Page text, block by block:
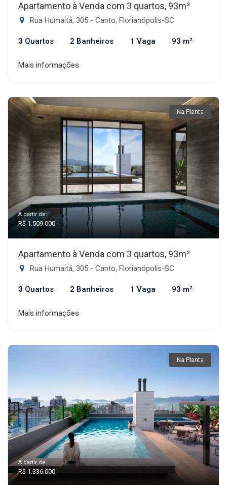
Apartamento à Venda com 3 quartos, 93m²
Rua Humaitá, 305 - Canto, Florianópolis-SC
3 Quartos 2 Banheiros 1 Vaga 93 m²
Mais informações
Na Planta
A partir de:
R$ 1.509.000
Apartamento à Venda com 3 quartos, 93m²
Rua Humaitá, 305 - Canto, Florianópolis-SC
3 Quartos 2 Banheiros 1 Vaga 93 m²
Mais informações
Na Planta
A partir de:
R$ 1.336.000